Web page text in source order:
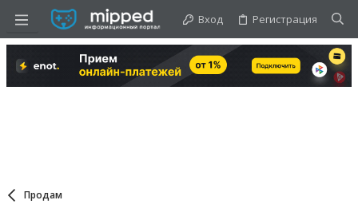
Вход Регистрация
Продам